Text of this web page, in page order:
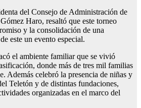
del Consejo de Administración de
Haro, resaltó que este torneo
y la consolidación de una
este un evento especial.
el ambiente familiar que se vivió
donde más de tres mil familias
Además celebró la presencia de niñas y
Teletón y de distintas fundaciones,
organizadas en el marco del